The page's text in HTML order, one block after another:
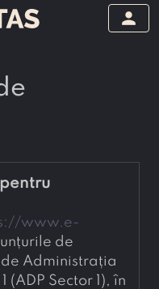
person
www.e-
de
Administrația
(ADP Sector 1), în